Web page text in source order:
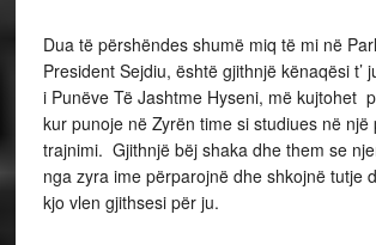
Dua të përshëndes shumë miq të mi në
President Sejdiu, është gjithnjë kënaqësi t’
i Punëve Të Jashtme Hyseni, më kujtohet
kur punoje në Zyrën time si studiues në një
trajnimi. Gjithnjë bëj shaka dhe them se
nga zyra ime përparojnë dhe shkojnë tutje
kjo vlen gjithsesi për ju.